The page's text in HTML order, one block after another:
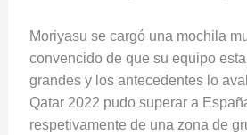
Moriyasu se cargó una mochila
convencido de que su equipo
grandes y los antecedentes lo
Qatar 2022 pudo superar a
respetivamente de una zona de